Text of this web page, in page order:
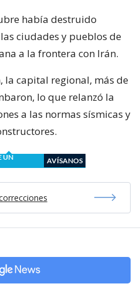
había destruido
ciudades y pueblos de
a la frontera con Irán.
la capital regional, más de
lo que relanzó la
a las normas sísmicas y
UN
AVÍSANOS